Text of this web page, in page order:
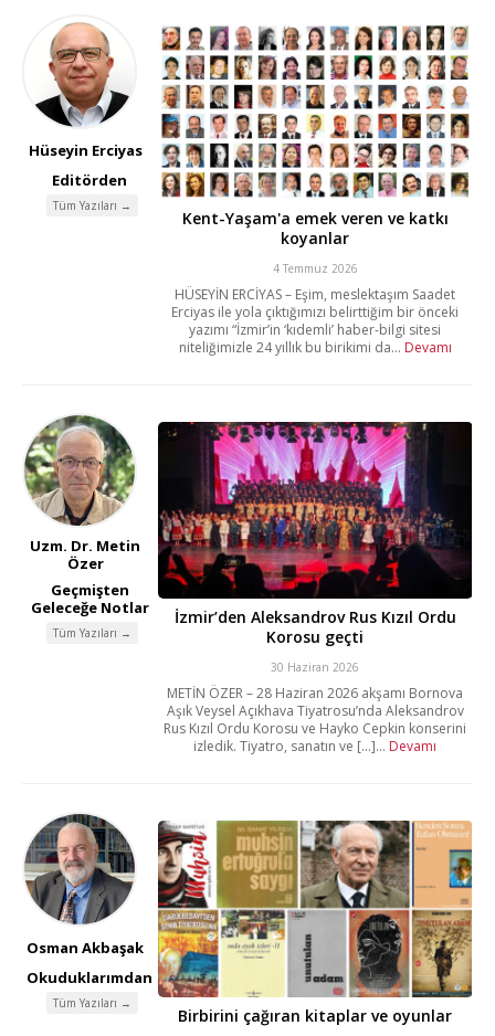
Hüseyin Erciyas
Editörden
Tüm Yazıları →
Kent-Yaşam'a emek veren ve katkı
koyanlar
4 Temmuz 2026
HÜSEYİN ERCİYAS – Eşim, meslektaşım Saadet
Erciyas ile yola çıktığımızı belirttiğim bir önceki
yazımı “İzmir’in ‘kıdemli’ haber-bilgi sitesi
niteliğimizle 24 yıllık bu birikimi da... Devamı
Uzm. Dr. Metin
Özer
Geçmişten
Geleceğe Notlar
Tüm Yazıları →
İzmir’den Aleksandrov Rus Kızıl Ordu
Korosu geçti
30 Haziran 2026
METİN ÖZER – 28 Haziran 2026 akşamı Bornova
Aşık Veysel Açıkhava Tiyatrosu’nda Aleksandrov
Rus Kızıl Ordu Korosu ve Hayko Cepkin konserini
izledik. Tiyatro, sanatın ve [...]... Devamı
Osman Akbaşak
Okuduklarımdan
Tüm Yazıları →
Birbirini çağıran kitaplar ve oyunlar